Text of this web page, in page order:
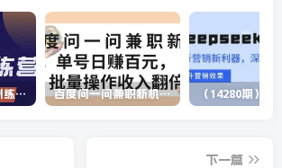
杨名商业IP孵化训练营，从商业到内容到转化一站式学 价值5980元 百度问一问兼职新机遇，单号日赚百元，批量操作收入翻倍
下一篇